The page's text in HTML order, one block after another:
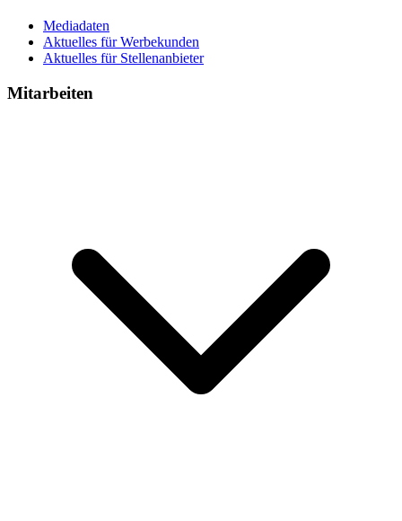
Mediadaten
Aktuelles für Werbekunden
Aktuelles für Stellenanbieter
Mitarbeiten